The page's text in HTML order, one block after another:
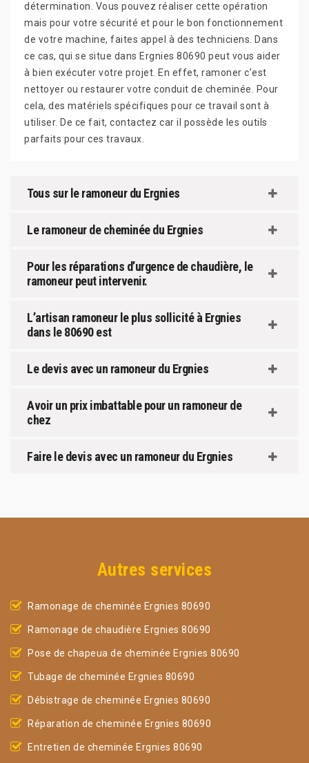
détermination. Vous pouvez réaliser cette opération
mais pour votre sécurité et pour le bon fonctionnement
de votre machine, faites appel à des techniciens. Dans
ce cas, qui se situe dans Ergnies 80690 peut vous aider
à bien exécuter votre projet. En effet, ramoner c’est
nettoyer ou restaurer votre conduit de cheminée. Pour
cela, des matériels spécifiques pour ce travail sont à
utiliser. De ce fait, contactez car il possède les outils
parfaits pour ces travaux.
Tous sur le ramoneur du Ergnies
Le ramoneur de cheminée du Ergnies
Pour les réparations d’urgence de chaudière, le
ramoneur peut intervenir.
L’artisan ramoneur le plus sollicité à Ergnies
dans le 80690 est
Le devis avec un ramoneur du Ergnies
Avoir un prix imbattable pour un ramoneur de
chez
Faire le devis avec un ramoneur du Ergnies
Autres services
Ramonage de cheminée Ergnies 80690
Ramonage de chaudière Ergnies 80690
Pose de chapeua de cheminée Ergnies 80690
Tubage de cheminée Ergnies 80690
Débistrage de cheminée Ergnies 80690
Réparation de cheminée Ergnies 80690
Entretien de cheminée Ergnies 80690